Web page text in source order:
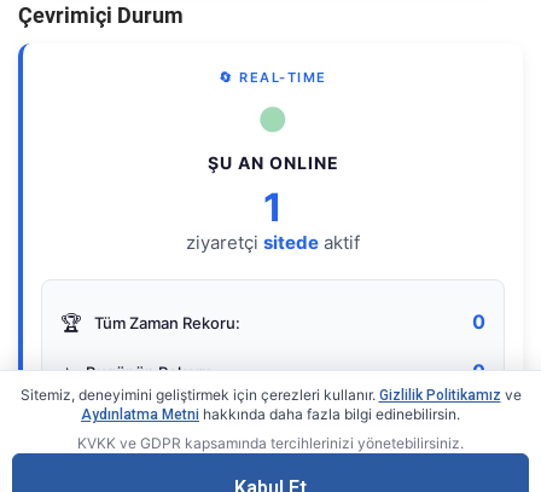
Çevrimiçi Durum
🔄 REAL-TIME
●
ŞU AN ONLINE
1
ziyaretçi sitede aktif
🏆 Tüm Zaman Rekoru: 0
⭐ Bugünün Rekoru: 0
Gerçek zamanlı sayaç
Sitemiz, deneyimini geliştirmek için çerezleri kullanır. Gizlilik Politikamız ve
Aydınlatma Metni hakkında daha fazla bilgi edinebilirsin.
KVKK ve GDPR kapsamında tercihlerinizi yönetebilirsiniz.